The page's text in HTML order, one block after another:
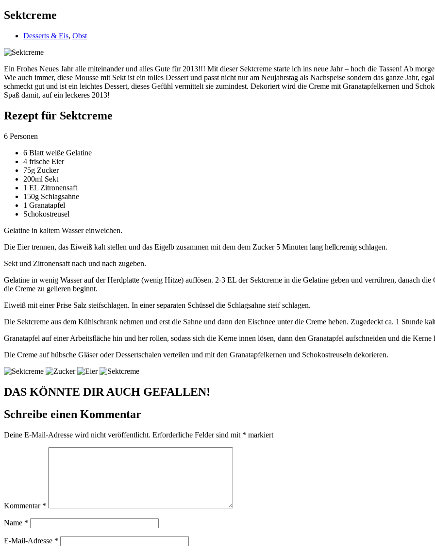
Sektcreme
Desserts & Eis, Obst
Ein Frohes Neues Jahr alle miteinander und alles Gute für 2013!!! Mit dieser Sektcreme starte ich ins neue Jahr – hoch die Tassen! Ab
Wie auch immer, diese Mousse mit Sekt ist ein tolles Dessert und passt nicht nur am Neujahrstag als Nachspeise sondern das ganze Jahr,
schmeckt gut und ist ein leichtes Dessert, dieses Gefühl vermittelt sie zumindest. Dekoriert wird die Creme mit Granatapfelkernen und
Spaß damit, auf ein leckeres 2013!
Rezept für Sektcreme
6 Personen
6 Blatt weiße Gelatine
4 frische Eier
75g Zucker
200ml Sekt
1 EL Zitronensaft
150g Schlagsahne
1 Granatapfel
Schokostreusel
Gelatine in kaltem Wasser einweichen.
Die Eier trennen, das Eiweiß kalt stellen und das Eigelb zusammen mit dem dem Zucker 5 Minuten lang hellcremig schlagen.
Sekt und Zitronensaft nach und nach zugeben.
Gelatine in wenig Wasser auf der Herdplatte (wenig Hitze) auflösen. 2-3 EL der Sektcreme in die Gelatine geben und verrühren, danach
die Creme zu gelieren beginnt.
Eiweiß mit einer Prise Salz steifschlagen. In einer separaten Schüssel die Schlagsahne steif schlagen.
Die Sektcreme aus dem Kühlschrank nehmen und erst die Sahne und dann den Eischnee unter die Creme heben. Zugedeckt ca. 1 Stunde
Granatapfel auf einer Arbeitsfläche hin und her rollen, sodass sich die Kerne innen lösen, dann den Granatapfel aufschneiden und die Kerne
Die Creme auf hübsche Gläser oder Dessertschalen verteilen und mit den Granatapfelkernen und Schokostreuseln dekorieren.
DAS KÖNNTE DIR AUCH GEFALLEN!
Schreibe einen Kommentar
Deine E-Mail-Adresse wird nicht veröffentlicht. Erforderliche Felder sind mit * markiert
Kommentar *
Name *
E-Mail-Adresse *